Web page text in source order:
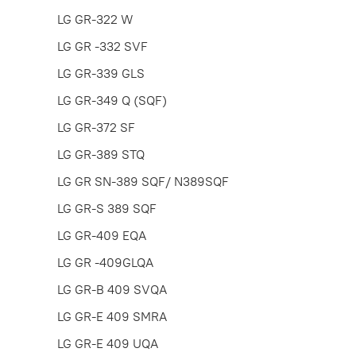
LG GR-322 W
LG GR -332 SVF
LG GR-339 GLS
LG GR-349 Q (SQF)
LG GR-372 SF
LG GR-389 STQ
LG GR SN-389 SQF/ N389SQF
LG GR-S 389 SQF
LG GR-409 EQA
LG GR -409GLQA
LG GR-B 409 SVQA
LG GR-E 409 SMRA
LG GR-E 409 UQA